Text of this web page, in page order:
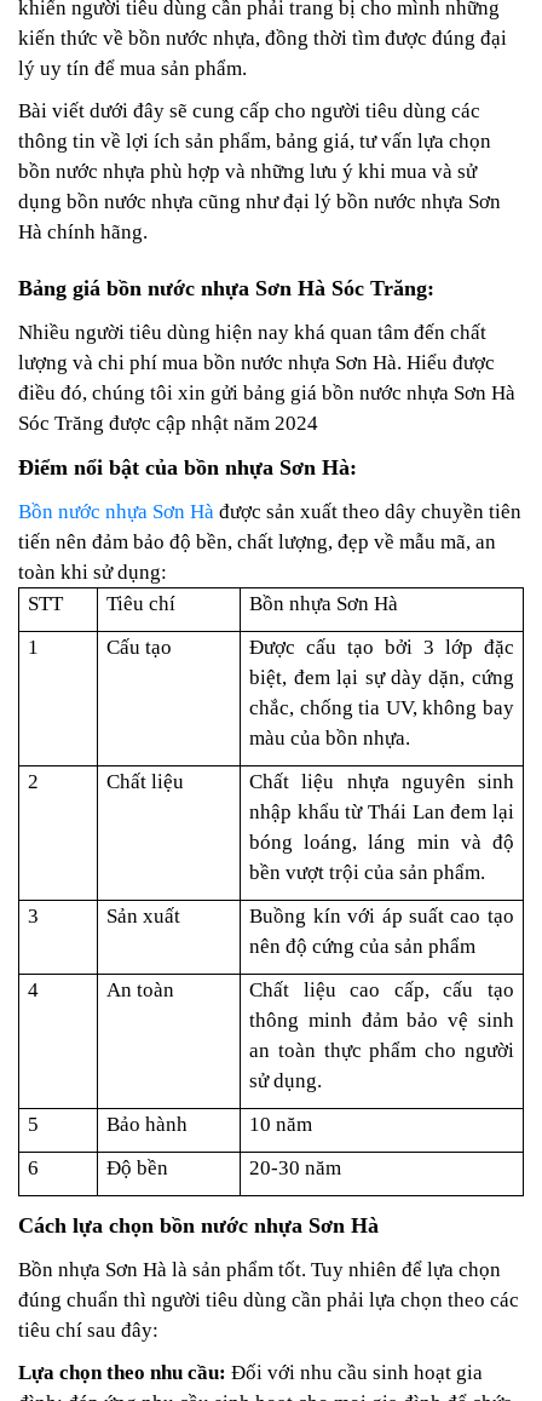
khiến người tiêu dùng cần phải trang bị cho mình những
kiến thức về bồn nước nhựa, đồng thời tìm được đúng đại
lý uy tín để mua sản phẩm.
Bài viết dưới đây sẽ cung cấp cho người tiêu dùng các
thông tin về lợi ích sản phẩm, bảng giá, tư vấn lựa chọn
bồn nước nhựa phù hợp và những lưu ý khi mua và sử
dụng bồn nước nhựa cũng như đại lý bồn nước nhựa Sơn
Hà chính hãng.
Bảng giá bồn nước nhựa Sơn Hà Sóc Trăng:
Nhiều người tiêu dùng hiện nay khá quan tâm đến chất
lượng và chi phí mua bồn nước nhựa Sơn Hà. Hiểu được
điều đó, chúng tôi xin gửi bảng giá bồn nước nhựa Sơn Hà
Sóc Trăng được cập nhật năm 2024
Điểm nổi bật của bồn nhựa Sơn Hà:
Bồn nước nhựa Sơn Hà được sản xuất theo dây chuyền tiên
tiến nên đảm bảo độ bền, chất lượng, đẹp về mẫu mã, an
toàn khi sử dụng:
STT
Tiêu chí
Bồn nhựa Sơn Hà
1
Cấu tạo
Được cấu tạo bởi 3 lớp đặc
biệt, đem lại sự dày dặn, cứng
chắc, chống tia UV, không bay
màu của bồn nhựa.
2
Chất liệu
Chất liệu nhựa nguyên sinh
nhập khẩu từ Thái Lan đem lại
bóng loáng, láng min và độ
bền vượt trội của sản phẩm.
3
Sản xuất
Buồng kín với áp suất cao tạo
nên độ cứng của sản phẩm
4
An toàn
Chất liệu cao cấp, cấu tạo
thông minh đảm bảo vệ sinh
an toàn thực phẩm cho người
sử dụng.
5
Bảo hành
10 năm
6
Độ bền 20-30 năm
Cách lựa chọn bồn nước nhựa Sơn Hà
Bồn nhựa Sơn Hà là sản phẩm tốt. Tuy nhiên để lựa chọn
đúng chuẩn thì người tiêu dùng cần phải lựa chọn theo các
tiêu chí sau đây:
Lựa chọn theo nhu cầu: Đối với nhu cầu sinh hoạt gia